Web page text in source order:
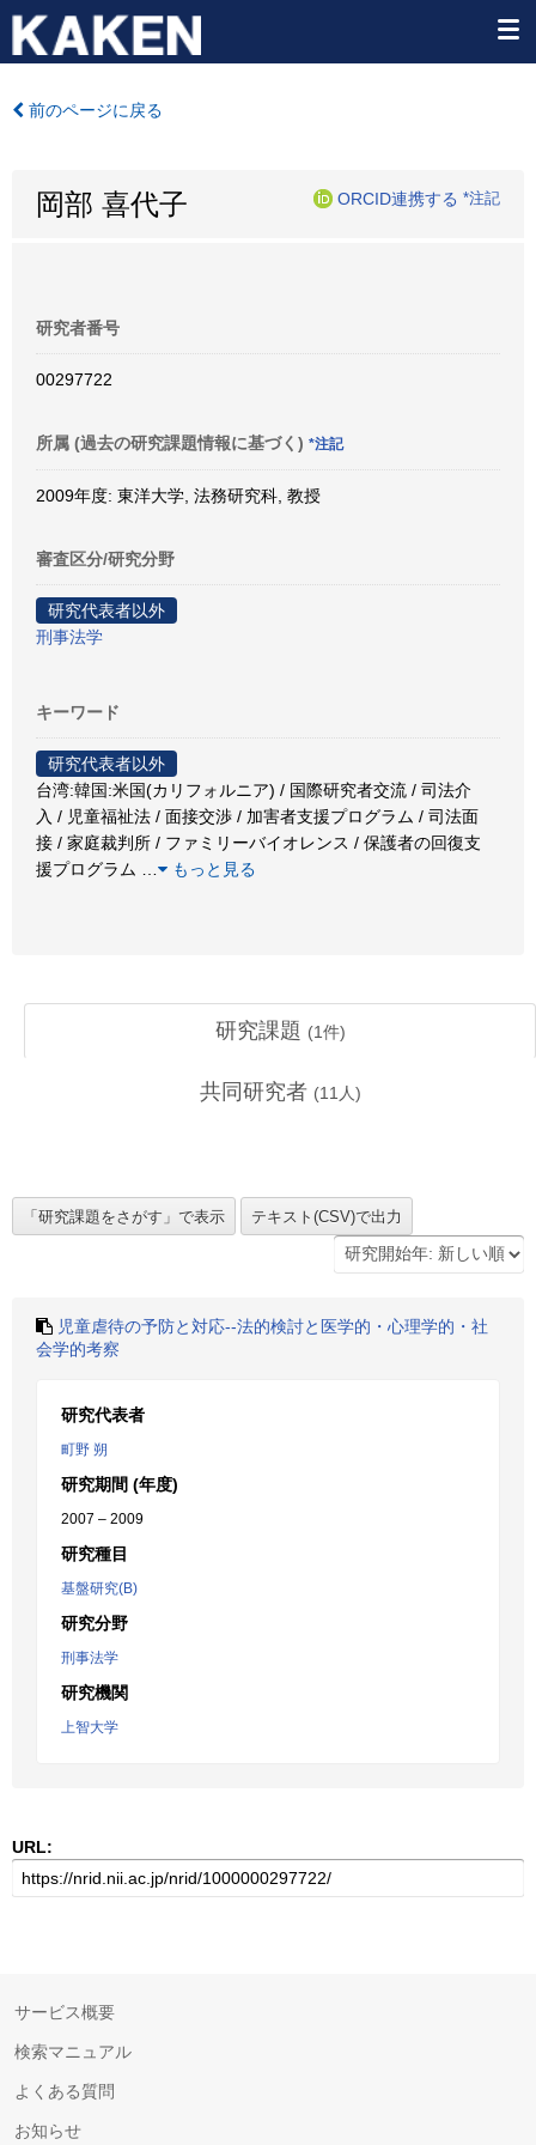
前のページに戻る
岡部 喜代子 ORCID連携する *注記
研究者番号
00297722
所属 (過去の研究課題情報に基づく) *注記
2009年度: 東洋大学, 法務研究科, 教授
審査区分/研究分野
研究代表者以外
刑事法学
キーワード
研究代表者以外
台湾:韓国:米国(カリフォルニア) / 国際研究者交流 / 司法介
入 / 児童福祉法 / 面接交渉 / 加害者支援プログラム / 司法面
接 / 家庭裁判所 / ファミリーバイオレンス / 保護者の回復支
援プログラム
もっと見る
研究課題 (1件)
共同研究者 (11 人)
児童虐待の予防と対応--法的検討と医学的・心理学的・社
会学的考察
研究代表者
町野 朔
研究期間 (年度)
2007 – 2009
研究種目
基盤研究(B)
研究分野
刑事法学
研究機関
上智大学
URL:
サービス概要
検索マニュアル
よくある質問
お知らせ